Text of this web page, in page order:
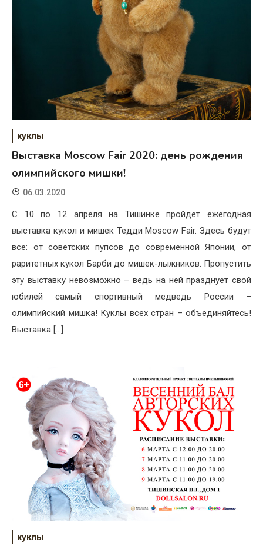
куклы
Выставка Moscow Fair 2020: день рождения
олимпийского мишки!
06.03.2020
C 10 по 12 апреля на Тишинке пройдет ежегодная
выставка кукол и мишек Тедди Moscow Fair. Здесь будут
все: от советских пупсов до современной Японии, от
раритетных кукол Барби до мишек-лыжников. Пропустить
эту выставку невозможно – ведь на ней празднует свой
юбилей самый спортивный медведь России –
олимпийский мишка! Куклы всех стран – объединяйтесь!
Выставка […]
куклы